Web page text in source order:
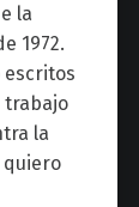
la
1972.
escritos
trabajo
la
quiero